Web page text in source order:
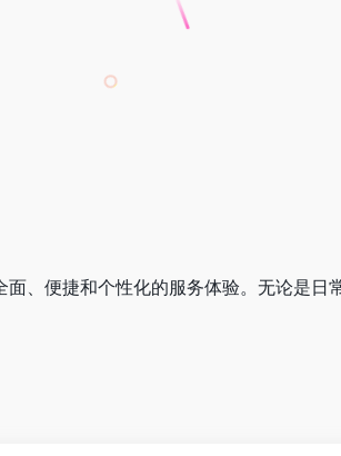
、便捷和个性化的服务体验。无论是日